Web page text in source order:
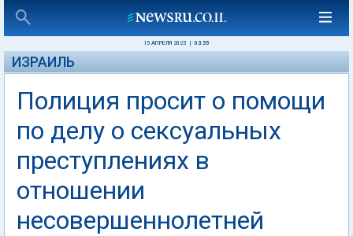
15 АПРЕЛЯ 2025 03:55
ИЗРАИЛЬ
Полиция просит о помощи
по делу о сексуальных
преступлениях в
отношении
несовершеннолетней